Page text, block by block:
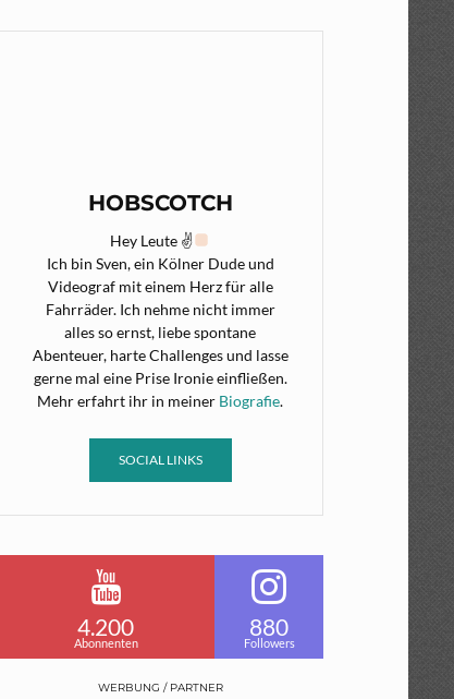
HOBSCOTCH
Hey Leute ✌
Ich bin Sven, ein Kölner Dude und
Videograf mit einem Herz für alle
Fahrräder. Ich nehme nicht immer
alles so ernst, liebe spontane
Abenteuer, harte Challenges und lasse
gerne mal eine Prise Ironie einfließen.
Mehr erfahrt ihr in meiner Biografie.
SOCIAL LINKS
4.200
Abonnenten
880
Followers
WERBUNG / PARTNER